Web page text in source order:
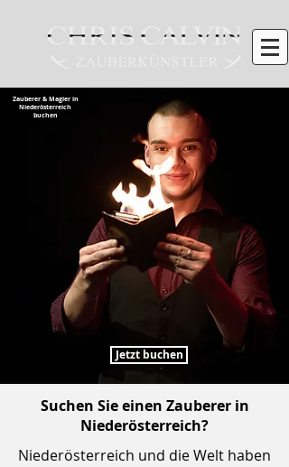
Zauberer & Magier in
Niederösterreich
buchen
Jetzt buchen
Niederösterreich und die Welt haben
Suchen Sie einen Zauberer in
Niederösterreich?